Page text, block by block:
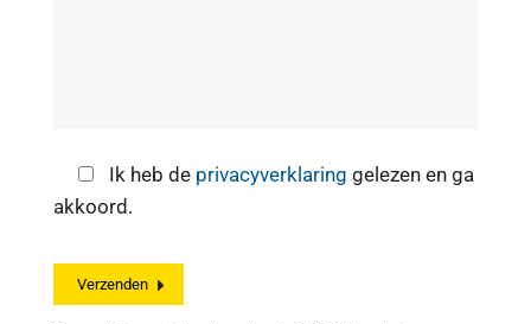
Ik heb de privacyverklaring gelezen en ga
akkoord.